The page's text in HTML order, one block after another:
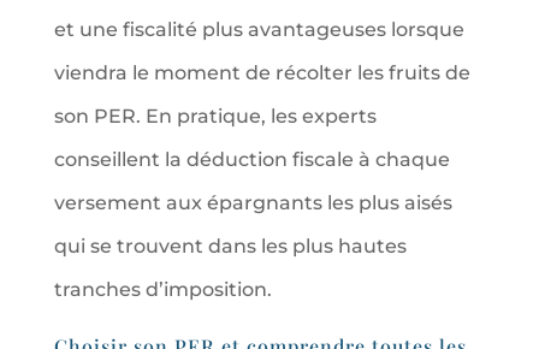
et une fiscalité plus avantageuses lorsque
viendra le moment de récolter les fruits de
son PER. En pratique, les experts
conseillent la déduction fiscale à chaque
versement aux épargnants les plus aisés
qui se trouvent dans les plus hautes
tranches d’imposition.